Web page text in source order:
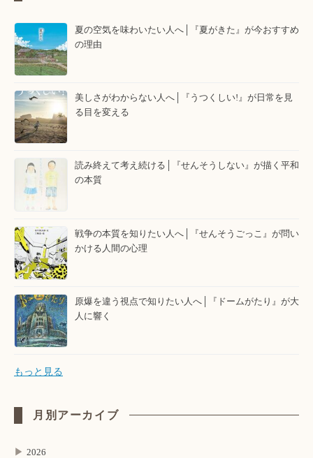
夏の空気を味わいたい人へ│『夏がきた』が今おすすめ
の理由
美しさがわからない人へ│『うつくしい!』が日常を見
る目を変える
読み終えて考え続ける│『せんそうしない』が描く平和
の本質
戦争の本質を知りたい人へ│『せんそうごっこ』が問い
かける人間の心理
原爆を違う視点で知りたい人へ│『ドームがたり』が大
人に響く
もっと見る
月別アーカイブ
▶ 2026